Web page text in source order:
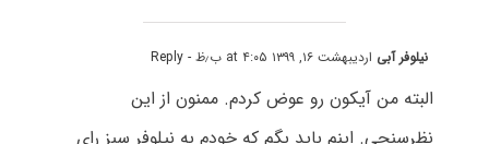
نیلوفر آبی اردیبهشت ۱۶, ۱۳۹۹ at ۴:۰۵ ب٫ظ - Reply
البته من آیکون رو عوض کردم. ممنون از این
نظرسنجی. اینم باید بگم که خودم به نیلوفر سبز رای